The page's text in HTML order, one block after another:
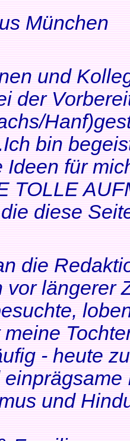
München
und
der
bin
Ideen für
TOLLE
diese
die
vor längerer
- heute
und